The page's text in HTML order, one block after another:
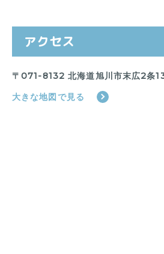
アクセス
〒071-8132 北海道旭川市末広2条
大きな地図で見る